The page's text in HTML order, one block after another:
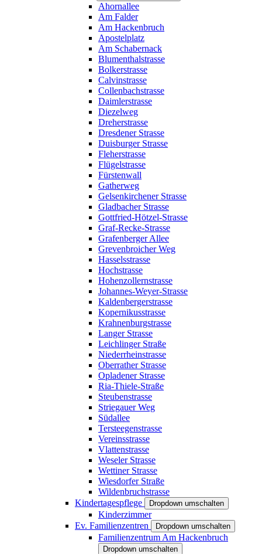
Ahornallee
Am Falder
Am Hackenbruch
Apostelplatz
Am Schabernack
Blumenthalstrasse
Bolkerstrasse
Calvinstrasse
Collenbachstrasse
Daimlerstrasse
Diezelweg
Dreherstrasse
Dresdener Strasse
Duisburger Strasse
Fleherstrasse
Flügelstrasse
Fürstenwall
Gatherweg
Gelsenkirchener Strasse
Gladbacher Strasse
Gottfried-Hötzel-Strasse
Graf-Recke-Strasse
Grafenberger Allee
Grevenbroicher Weg
Hasselsstrasse
Hochstrasse
Hohenzollernstrasse
Johannes-Weyer-Strasse
Kaldenbergerstrasse
Kopernikusstrasse
Krahnenburgstrasse
Langer Strasse
Leichlinger Straße
Niederrheinstrasse
Oberrather Strasse
Opladener Strasse
Ria-Thiele-Straße
Steubenstrasse
Striegauer Weg
Südallee
Tersteegenstrasse
Vereinsstrasse
Vlattenstrasse
Weseler Strasse
Wettiner Strasse
Wiesdorfer Straße
Wildenbruchstrasse
Kindertagespflege
Dropdown umschalten
Kinderzimmer
Ev. Familienzentren
Dropdown umschalten
Familienzentrum Am Hackenbruch
Dropdown umschalten